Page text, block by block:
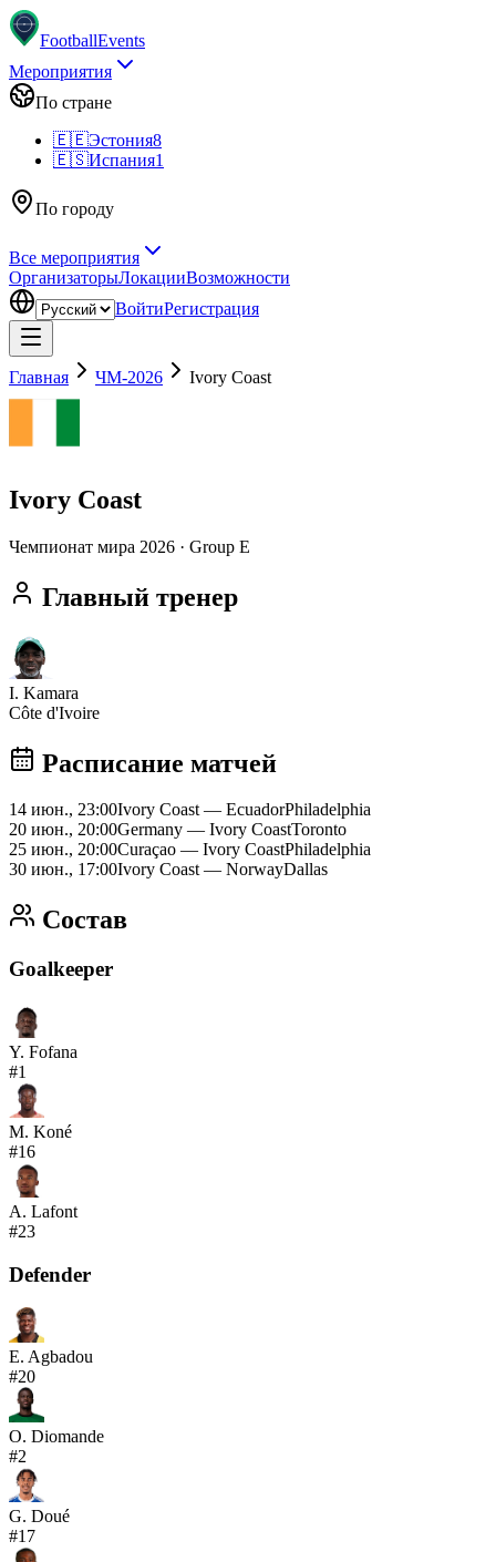
FootballEvents
Мероприятия
По стране
🇪🇪Эстония8
🇪🇸Испания1
По городу
Все мероприятия
ОрганизаторыЛокацииВозможности
ВойтиРегистрация
Главная ЧМ-2026 Ivory Coast
Ivory Coast
Чемпионат мира 2026 · Group E
Главный тренер
I. Kamara
Côte d'Ivoire
Расписание матчей
14 июн., 23:00Ivory Coast— EcuadorPhiladelphia
20 июн., 20:00Germany — Ivory CoastToronto
25 июн., 20:00Curaçao — Ivory CoastPhiladelphia
30 июн., 17:00Ivory Coast— NorwayDallas
Состав
Goalkeeper
Y. Fofana
#1
M. Koné
#16
A. Lafont
#23
Defender
E. Agbadou
#20
O. Diomande
#2
G. Doué
#17